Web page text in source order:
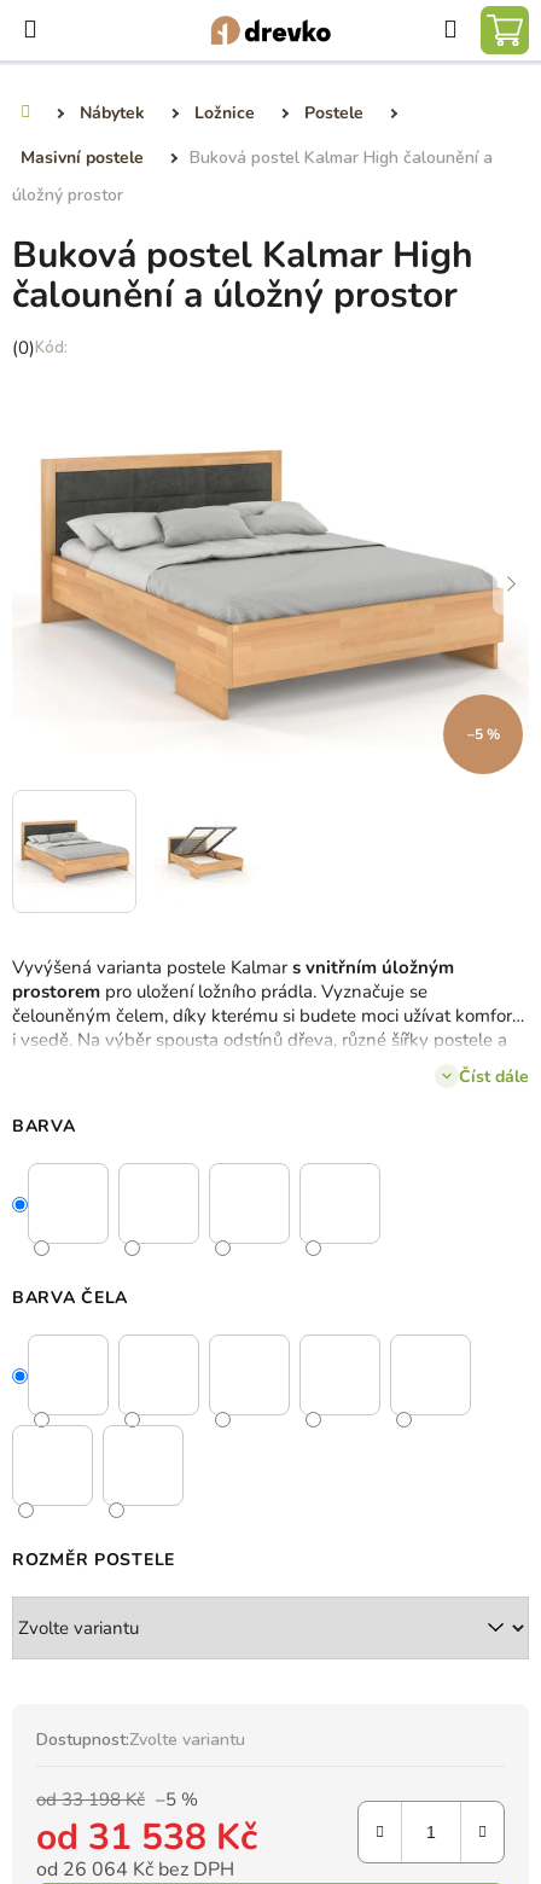
obsah
Hledat
Nábytek Ložnice
Postele
Masivní postele
Buková postel Kalmar High čalounění a
úložný prostor
Vyvýšená varianta postele Kalmar s vnitřním úložným
prostorem pro uložení ložního prádla. Vyznačuje se
čelouněným čelem, díky kterému si budete moci užívat komfortu
i vsedě. Na výběr spousta odstínů dřeva, různé šířky postele a
Číst dále
BARVA
BARVA ČELA
ROZMĚR POSTELE
Dostupnost:Zvolte variantu
od 33 198 Kč –5 %
od 31 538 Kč
od 26 064 Kč bez DPH
Buková postel Kalmar High
čalounění a úložný prostor
Průměrné
hvězdiček.
(0)
–5 %